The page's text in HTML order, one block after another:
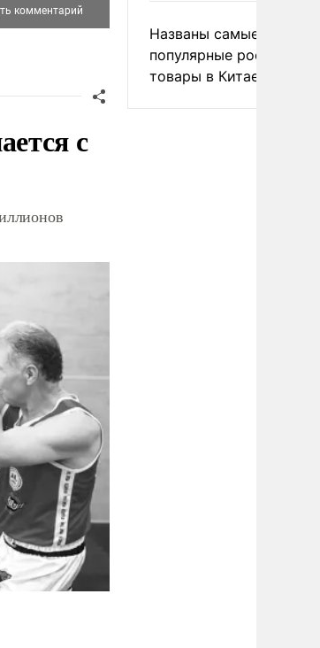
с
Названы самые
популярные российские
товары в Китае